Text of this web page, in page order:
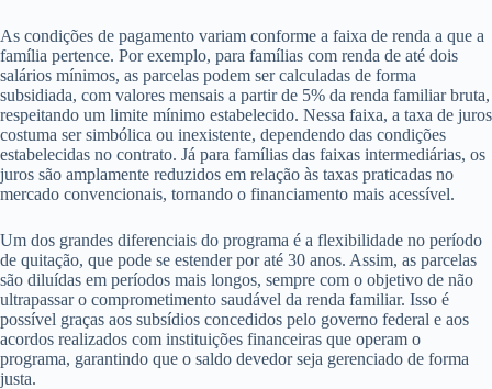
As condições de pagamento variam conforme a faixa de renda a que a
família pertence. Por exemplo, para famílias com renda de até dois
salários mínimos, as parcelas podem ser calculadas de forma
subsidiada, com valores mensais a partir de 5% da renda familiar bruta,
respeitando um limite mínimo estabelecido. Nessa faixa, a taxa de juros
costuma ser simbólica ou inexistente, dependendo das condições
estabelecidas no contrato. Já para famílias das faixas intermediárias, os
juros são amplamente reduzidos em relação às taxas praticadas no
mercado convencionais, tornando o financiamento mais acessível.
Um dos grandes diferenciais do programa é a flexibilidade no período
de quitação, que pode se estender por até 30 anos. Assim, as parcelas
são diluídas em períodos mais longos, sempre com o objetivo de não
ultrapassar o comprometimento saudável da renda familiar. Isso é
possível graças aos subsídios concedidos pelo governo federal e aos
acordos realizados com instituições financeiras que operam o
programa, garantindo que o saldo devedor seja gerenciado de forma
justa.